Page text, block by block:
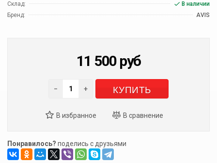
Склад:
В наличии
Бренд:
AVIS
11 500 руб
− + КУПИТЬ
Понравилось? поделись с друзьями